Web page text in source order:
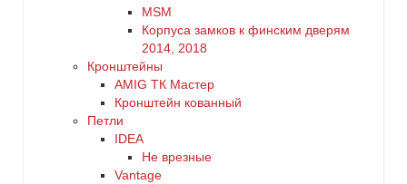
MSM
Корпуса замков к финским дверям
2014, 2018
Кронштейны
AMIG ТК Мастер
Кронштейн кованный
Петли
IDEA
Не врезные
Vantage